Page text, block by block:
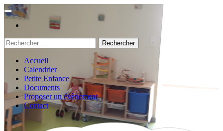
Rechercher :
Accueil
Calendrier
Petite Enfance
Documents
Proposer un évènement
Contact